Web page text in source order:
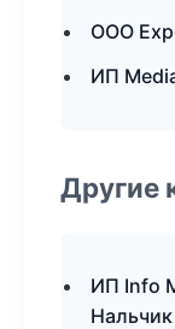
ООО
ИП
Другие
ИП Info
Нальчик